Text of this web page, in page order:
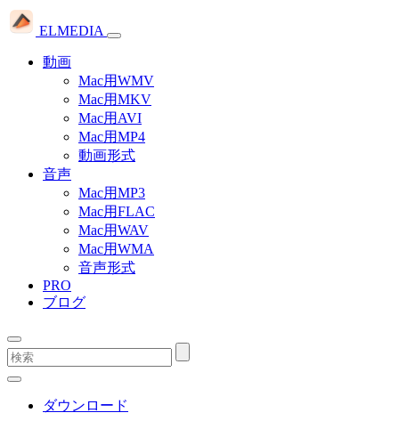
ELMEDIA
動画
Mac用WMV
Mac用MKV
Mac用AVI
Mac用MP4
動画形式
音声
Mac用MP3
Mac用FLAC
Mac用WAV
Mac用WMA
音声形式
PRO
ブログ
ダウンロード